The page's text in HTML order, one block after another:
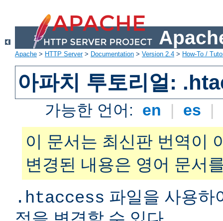
Apache > HTTP Server> Documentation > Version 2.4 > How-To /
아파치 투토리얼:
가능한 언어: en | es |
이 문서는 최신판 번역이
변경된 내용은 영어 문서
.htaccess 파일을 사용하